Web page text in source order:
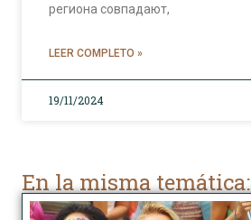
региона совпадают,
LEER COMPLETO »
19/11/2024
En la misma temática: